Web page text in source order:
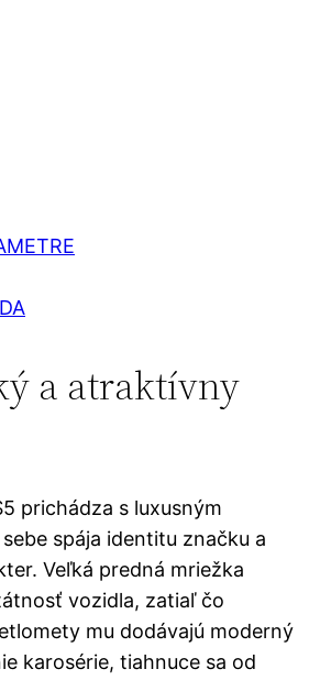
a atraktívny
prichádza s luxusným
spája identitu značku a
Veľká predná mriežka
vozidla, zatiaľ čo
mu dodávajú moderný
karosérie, tiahnuce sa od